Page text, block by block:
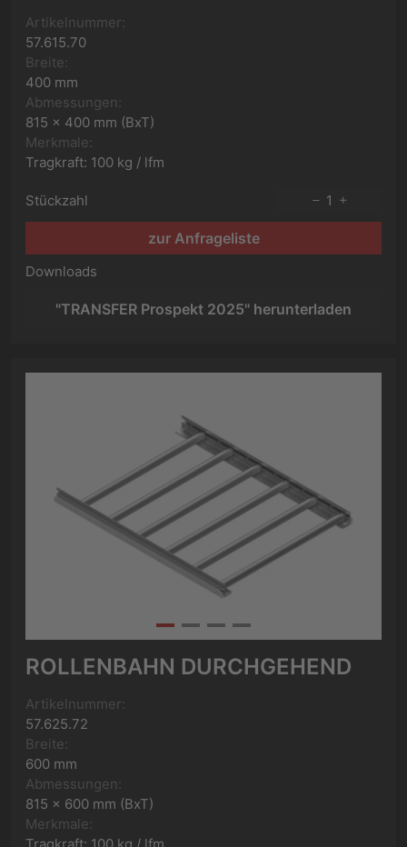
Artikelnummer:
57.615.70
Breite:
400 mm
Abmessungen:
815 x 400 mm (BxT)
Merkmale:
Tragkraft: 100 kg / lfm
Stückzahl 1
zur Anfrageliste
Downloads
"TRANSFER Prospekt 2025" herunterladen
ROLLENBAHN DURCHGEHEND
Artikelnummer:
57.625.72
Breite:
600 mm
Abmessungen:
815 x 600 mm (BxT)
Merkmale: